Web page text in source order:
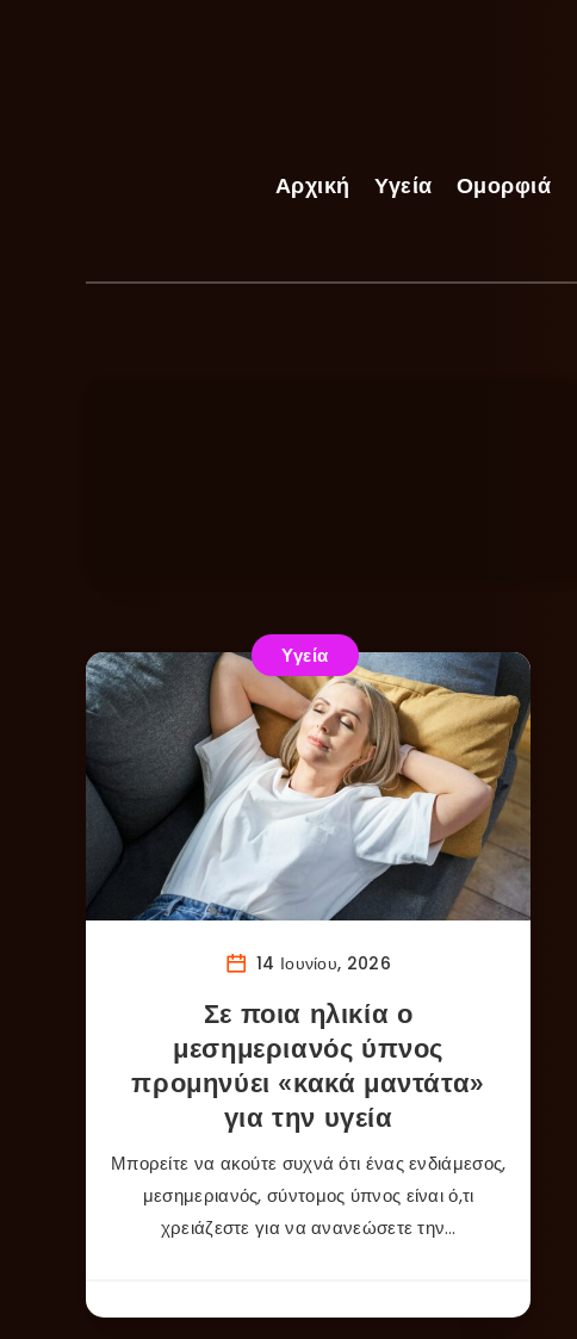
Αρχική Υγεία Ομορφιά
Υγεία
14 Ιουνίου, 2026
Σε ποια ηλικία ο
μεσημεριανός ύπνος
προμηνύει «κακά μαντάτα»
για την υγεία
Μπορείτε να ακούτε συχνά ότι ένας ενδιάμεσος,
μεσημεριανός, σύντομος ύπνος είναι ό,τι
χρειάζεστε για να ανανεώσετε την…